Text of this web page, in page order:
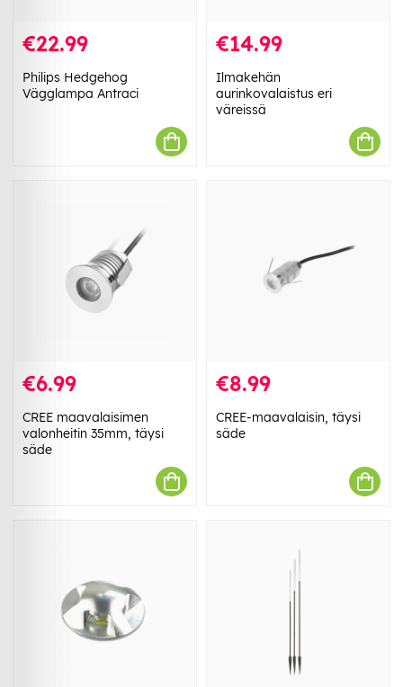
€22.99
Philips Hedgehog
Vägglampa Antraci
€14.99
Ilmakehän
aurinkovalaistus eri
väreissä
€6.99
CREE maavalaisimen
valonheitin 35mm, täysi
säde
€8.99
CREE-maavalaisin, täysi
säde